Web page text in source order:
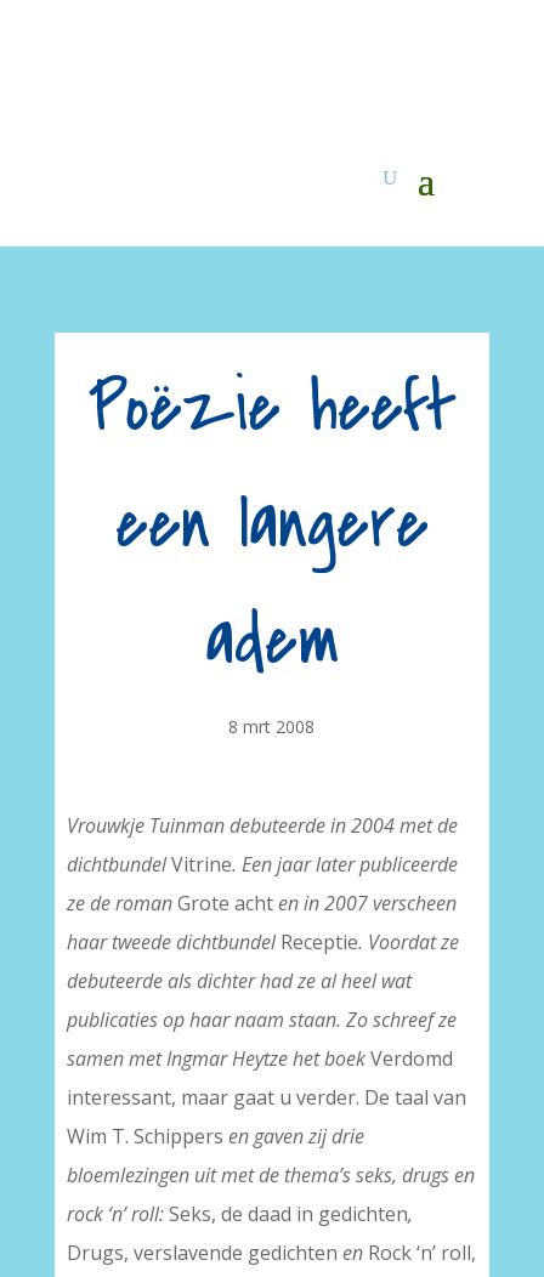
Poëzie heeft
een langere
adem
8 mrt 2008
Vrouwkje Tuinman debuteerde in 2004 met de
dichtbundelVitrine. Een jaar later publiceerde
ze de romanGrote achten in 2007 verscheen
haar tweede dichtbundelReceptie. Voordat ze
debuteerde als dichter had ze al heel wat
publicaties op haar naam staan. Zo schreef ze
samen met Ingmar Heytze het boekVerdomd
interessant, maar gaat u verder. De taal van
Wim T. Schippers en gaven zij drie
bloemlezingen uit met de thema’s seks, drugs en
rock ‘n’ roll:Seks, de daad in gedichten,
Drugs, verslavende gedichten en Rock ‘n’ roll,